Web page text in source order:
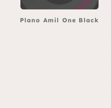
Plano Amil One Black